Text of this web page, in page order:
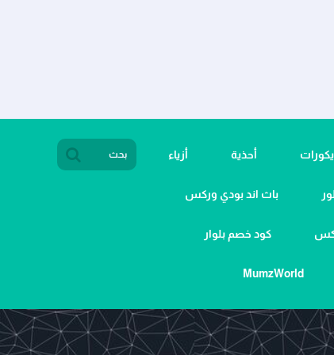
أحذية أزياء
باث اند بودي وركس
كود خصم بلوار
MumzWorld